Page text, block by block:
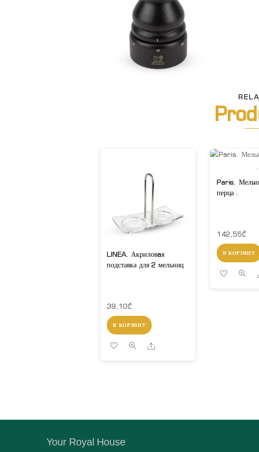
LINEA. Акриловaя
подставка для 2 мельниц
39,10₾
В КОРЗИНУ
Share
Paris.
перца .
142,55₾
В КОРЗИНУ
Your Royal House